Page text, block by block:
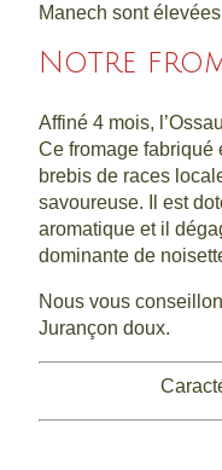
Manech sont
Notre
Affiné 4 mois,
Ce fromage fabriqué
brebis de races
savoureuse. Il est
aromatique et il
dominante de
Nous vous
Jurançon doux.